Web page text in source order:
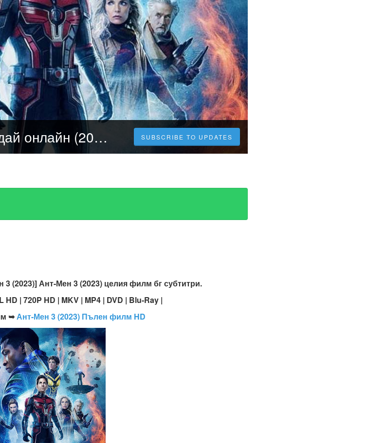
Гледайте! Ант-Мен 3 гледай онлайн (2023) Целият филми бг субтитри SUBSCRIBE TO UPDATES
(2023)] Ант-Мен 3 (2023) целия филм бг субтитри.
HD | 720P HD | MKV | MP4 | DVD | Blu-Ray |
➥Ант-Мен 3 (2023) Пълен филм HD